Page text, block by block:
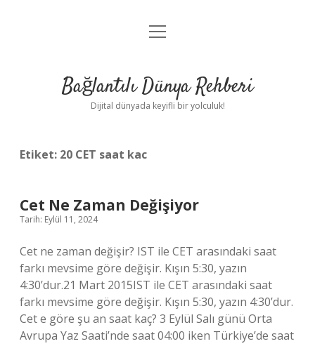
Anasayfa
Yasal Uyarı
menüyü
Bağlantılı Dünya Rehberi
Dijital dünyada keyifli bir yolculuk!
Etiket: 20 CET saat kac
Cet Ne Zaman Değişiyor
Tarih: Eylül 11, 2024
Cet ne zaman değişir? IST ile CET arasındaki saat
farkı mevsime göre değişir. Kışın 5:30, yazın
4:30’dur.21 Mart 2015IST ile CET arasındaki saat
farkı mevsime göre değişir. Kışın 5:30, yazın 4:30’dur.
Cet e göre şu an saat kaç? 3 Eylül Salı günü Orta
Avrupa Yaz Saati’nde saat 04:00 iken Türkiye’de saat